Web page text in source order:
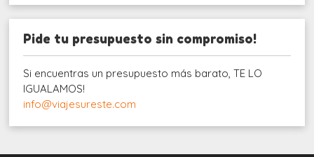
Pide tu presupuesto sin compromiso!
Si encuentras un presupuesto más barato, TE LO
IGUALAMOS!
info@viajesureste.com